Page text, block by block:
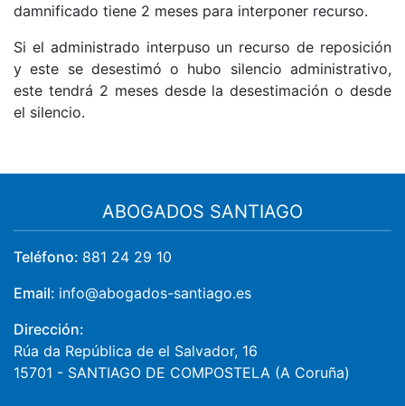
damnificado tiene 2 meses para interponer recurso.
Si el administrado interpuso un recurso de reposición
y este se desestimó o hubo silencio administrativo,
este tendrá 2 meses desde la desestimación o desde
el silencio.
ABOGADOS SANTIAGO
Teléfono: 881 24 29 10
Email: info@abogados-santiago.es
Dirección:
Rúa da República de el Salvador, 16
15701 - SANTIAGO DE COMPOSTELA (A Coruña)